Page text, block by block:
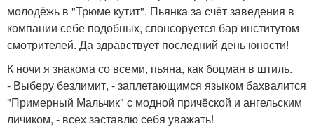
молодёжь в "Трюме кутит". Пьянка за счёт заведения в
компании себе подобных, спонсоруется бар институтом
смотрителей. Да здравствует последний день юности!
К ночи я знакома со всеми, пьяна, как боцман в штиль.
- Выберу безлимит, - заплетающимся языком бахвалится
"Примерный Мальчик" с модной причёской и ангельским
личиком, - всех заставлю себя уважать!